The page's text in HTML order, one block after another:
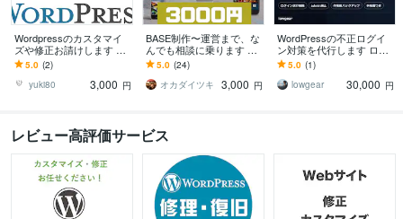
Wordpressのカスタマイ
ズや修正お請けします し
っかりコミュニケーショ
ンを取り、ご期待に応え
ます！
5.0 (2)
yuki80
3,000 円
BASE制作〜運営まで、な
んでも相談に乗ります BA
SEのことならおまかせ
を！
5.0 (24)
オカダイツキ
3,000 円
WordPressの不正ログイ
ン対策を代行します ログ
イン試行の制限と、admin
管理者名の廃止まで
5.0 (1)
lowgear
30,000 円
レビュー高評価サービス